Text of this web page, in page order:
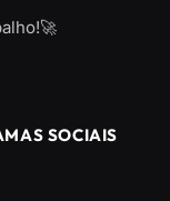
SOCIAIS